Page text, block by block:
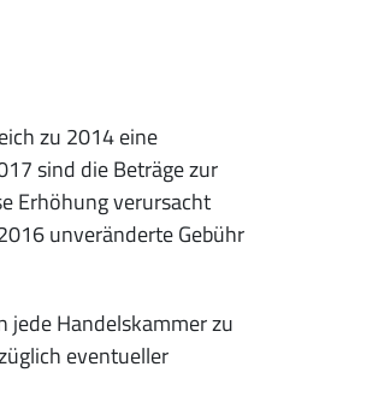
zu 2014 eine
sind die Beträge zur
Erhöhung verursacht
unveränderte Gebühr
jede Handelskammer zu
eventueller